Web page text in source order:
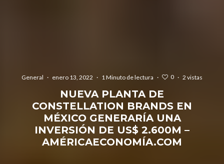
General · enero 13, 2022 · 1 Minuto de lectura · 0 · 2 vistas
NUEVA PLANTA DE
CONSTELLATION BRANDS EN
MÉXICO GENERARÍA UNA
INVERSIÓN DE US$ 2.600M –
AMÉRICAECONOMÍA.COM